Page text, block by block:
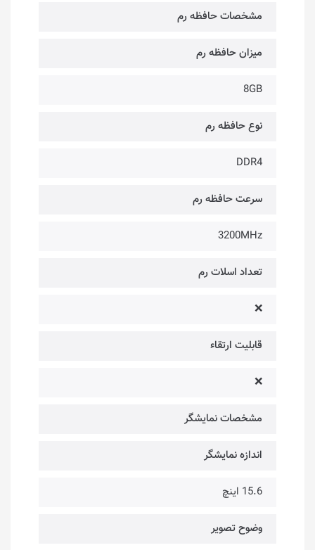
مشخصات حافظه رم
میزان حافظه رم
8GB
نوع حافظه رم
DDR4
سرعت حافظه رم
3200MHz
تعداد اسلات رم
❌
قابلیت ارتقاء
❌
مشخصات نمایشگر
اندازه نمایشگر
15.6 اینچ
وضوح تصویر